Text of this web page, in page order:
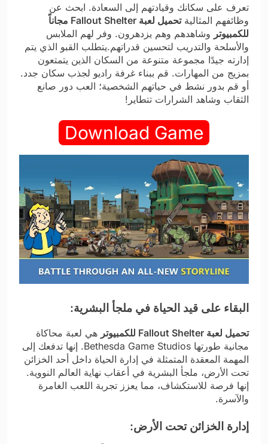
تعرف على سكانك وقيادتهم إلى السعادة. ابحث عن
وظائفهم المثالية
تحميل لعبة Fallout Shelter مجاناً
للكمبيوتر وشاهدهم وهم يزدهرون. وفر لهم الملابس
والأسلحة والتدريب لتحسين قدراتهم.يتطلب القبو الذي يتم
إدارته جيدًا مجموعة متنوعة من السكان الذين يتمتعون
بمزيج من المهارات. قم ببناء غرفة راديو لجذب سكان جدد.
أو قم بدور نشط في حياتهم الشخصية؛ العب دور صانع
الثقاب وشاهد الشرارات تتطاير!
Download Game
البقاء على قيد الحياة في ملجأ البشرية:
تحميل لعبة Fallout Shelter للكمبيوتر
هي لعبة محاكاة
مجانية طورتها Bethesda Game Studios. إنها تدفعك إلى
المهمة المعقدة المتمثلة في إدارة الحياة داخل أحد الخزائن
تحت الأرض، ملجأ البشرية في أعقاب نهاية العالم النووية.
إنها فرصة للاستكشاف، مما يعزز تجربة اللعب الغامرة
والآسرة.
إدارة الخزائن تحت الأرض: